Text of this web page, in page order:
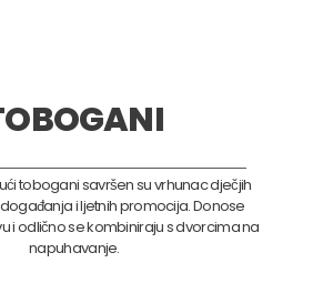
tobogani savršen su vrhunac dječjih
i ljetnih promocija. Donose
i odlično se kombiniraju s dvorcima na
napuhavanje.